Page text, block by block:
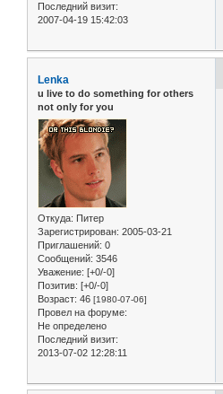
Последний визит:
2007-04-19 15:42:03
Lenka
u live to do something for others
not only for you
Откуда: Питер
Зарегистрирован: 2005-03-21
Приглашений: 0
Сообщений: 3546
Уважение: [+0/-0]
Позитив: [+0/-0]
Возраст: 46 [1980-07-06]
Провел на форуме:
Не определено
Последний визит:
2013-07-02 12:28:11